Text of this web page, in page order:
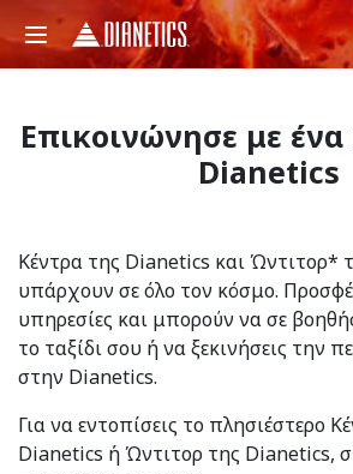
Επικοινώνησε με ένα
Dianetics
Κέντρα της Dianetics και Ώντιτορ*
υπάρχουν σε όλο τον κόσμο.
υπηρεσίες και μπορούν να σε
το ταξίδι σου ή να ξεκινήσεις την
στην Dianetics.
Για να εντοπίσεις το πλησιέστερο
Dianetics ή Ώντιτορ της Dianetics,